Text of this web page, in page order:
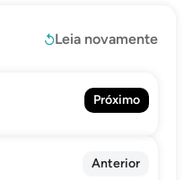
Leia novamente
Próximo
Anterior